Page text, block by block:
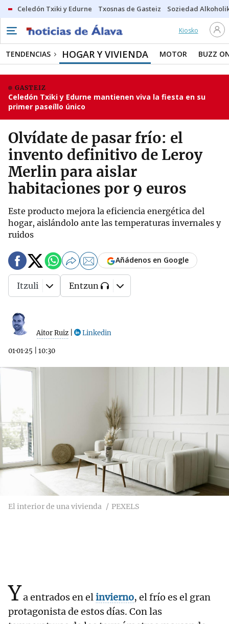
Celedón Txiki y Edurne Txosnas de Gasteiz Soziedad
Kiosko
TENDENCIAS HOGAR Y VIVIENDA MOTOR BUZZ
GASTEIZ
Celedón Txiki y Edurne mantienen viva la fiesta en su
primer paseíllo único
Olvídate de pasar frío: el
invento definitivo de Leroy
Merlin para aislar
habitaciones por 9 euros
Este producto mejora la eficiencia energética del
hogar, aislándolo ante las temperaturas invernales y
ruidos
Aitor Ruiz Linkedin
01·01·25 10:30
Añádenos en Google
Itzuli Entzun
El interior de una vivienda PEXELS
Ya entrados en elinvierno, el frío es el gran
protagonista de estos días. Con las